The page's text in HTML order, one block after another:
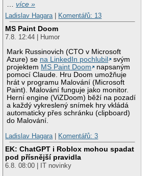
…více »
Ladislav Hagara
Komentářů: 13
MS Paint Doom
7.8. 12:44 | Humor
Mark Russinovich (CTO v Microsoft
Azure) se na LinkedIn pochlubil
svým
projektem MS Paint Doom
napsaným
pomocí Claude. Hru Doom umožňuje
hrát v programu Malování (Microsoft
Paint). Malování funguje jako monitor.
Herní engine (ViZDoom) běží na pozadí
a každý vykreslený snímek hry vkládá
automaticky přes schránku (clipboard)
do Malování.
Ladislav Hagara
Komentářů: 3
EK: ChatGPT i Roblox mohou spadat
pod přísnější pravidla
6.8. 08:00 | IT novinky